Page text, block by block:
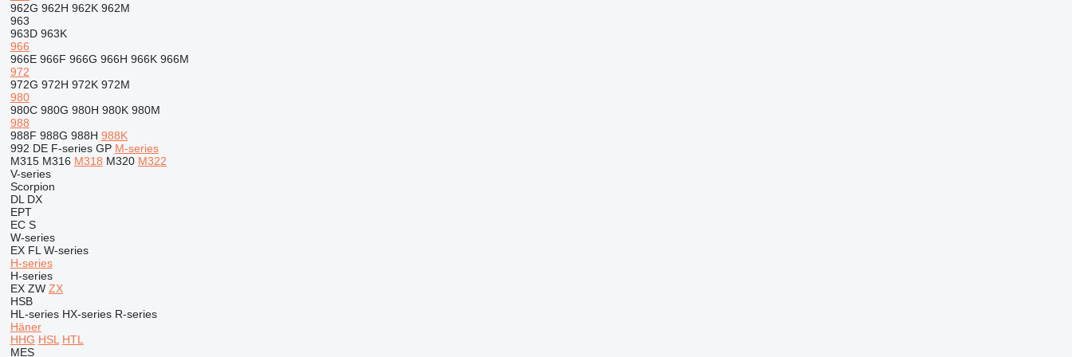
962G 962H 962K 962M
963
963D 963K
966
966E 966F 966G 966H 966K 966M
972
972G 972H 972K 972M
980
980C 980G 980H 980K 980M
988
988F 988G 988H 988K
992 DE F-series GP M-series
M315 M316 M318 M320 M322
V-series
Scorpion
DL DX
EPT
EC S
W-series
EX FL W-series
H-series
H-series
EX ZW ZX
HSB
HL-series HX-series R-series
Häner
HHG HSL HTL
MES